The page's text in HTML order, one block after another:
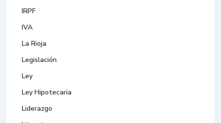
IRPF
IVA
La Rioja
Legislación
Ley
Ley Hipotecaria
Liderazgo